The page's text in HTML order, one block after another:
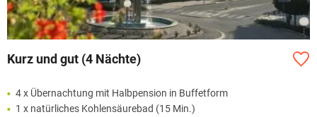
Kurz und gut (4 Nächte)
4 x Übernachtung mit Halbpension in Buffetform
1 x natürliches Kohlensäurebad (15 Min.)